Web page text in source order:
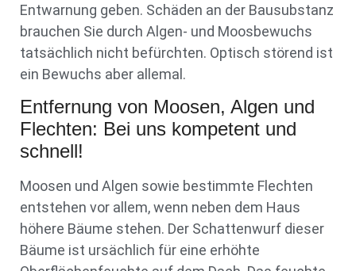
Entwarnung geben. Schäden an der Bausubstanz
brauchen Sie durch Algen- und Moosbewuchs
tatsächlich nicht befürchten. Optisch störend ist
ein Bewuchs aber allemal.
Entfernung von Moosen, Algen und
Flechten: Bei uns kompetent und
schnell!
Moosen und Algen sowie bestimmte Flechten
entstehen vor allem, wenn neben dem Haus
höhere Bäume stehen. Der Schattenwurf dieser
Bäume ist ursächlich für eine erhöhte